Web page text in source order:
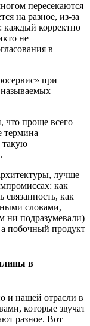
пересекаются
на разное, из-за
каждый корректно
не
в
при
что проще всего
термина
такую
лучше
как
связанность, как
словами,
ни подразумевали)
побочный продукт
в
и нашей отрасли в
которые звучат
разное. Вот